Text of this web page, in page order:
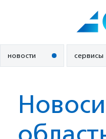
новости сервисы